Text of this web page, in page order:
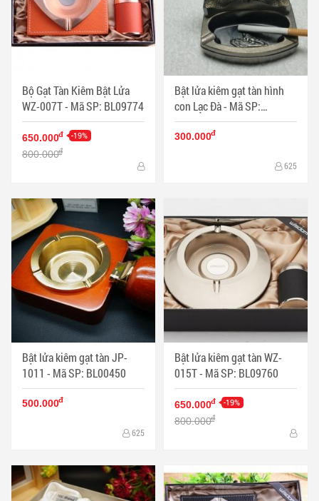
Bộ Gạt Tàn Kiêm Bật Lửa
WZ-007T - Mã SP: BL09774
650.000đ -19%
800.000đ
Bật lửa kiêm gạt tàn hình
con Lạc Đà - Mã SP:
BL09192
300.000đ
625
Bật lửa kiêm gạt tàn JP-
1011 - Mã SP: BL00450
500.000đ
625
Bật lửa kiêm gạt tàn WZ-
015T - Mã SP: BL09760
650.000đ -19%
800.000đ